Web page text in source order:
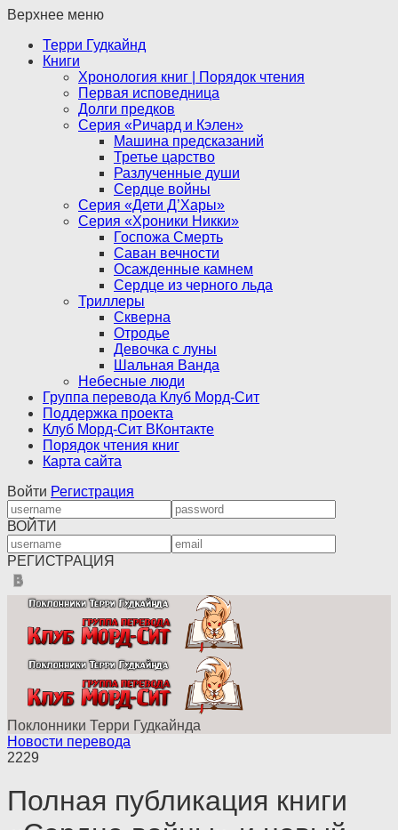
Верхнее меню
Терри Гудкайнд
Книги
Хронология книг | Порядок чтения
Первая исповедница
Долги предков
Серия «Ричард и Кэлен»
Машина предсказаний
Третье царство
Разлученные души
Сердце войны
Серия «Дети Д’Хары»
Серия «Хроники Никки»
Госпожа Смерть
Саван вечности
Осажденные камнем
Сердце из черного льда
Триллеры
Скверна
Отродье
Девочка с луны
Шальная Ванда
Небесные люди
Группа перевода Клуб Морд-Сит
Поддержка проекта
Клуб Морд-Сит ВКонтакте
Порядок чтения книг
Карта сайта
Войти Регистрация
ВОЙТИ
РЕГИСТРАЦИЯ
Поклонники Терри Гудкайнда
Новости перевода
2229
Полная публикация книги